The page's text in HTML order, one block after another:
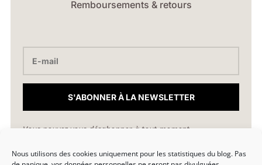
Nous utilisons des cookies uniquement pour les statistiques du blog. Pas
Remboursements & retours
S'ABONNER À LA NEWSLETTER
Vous pouvez vous désabonner à tout moment.
hello@marionlibro.fr